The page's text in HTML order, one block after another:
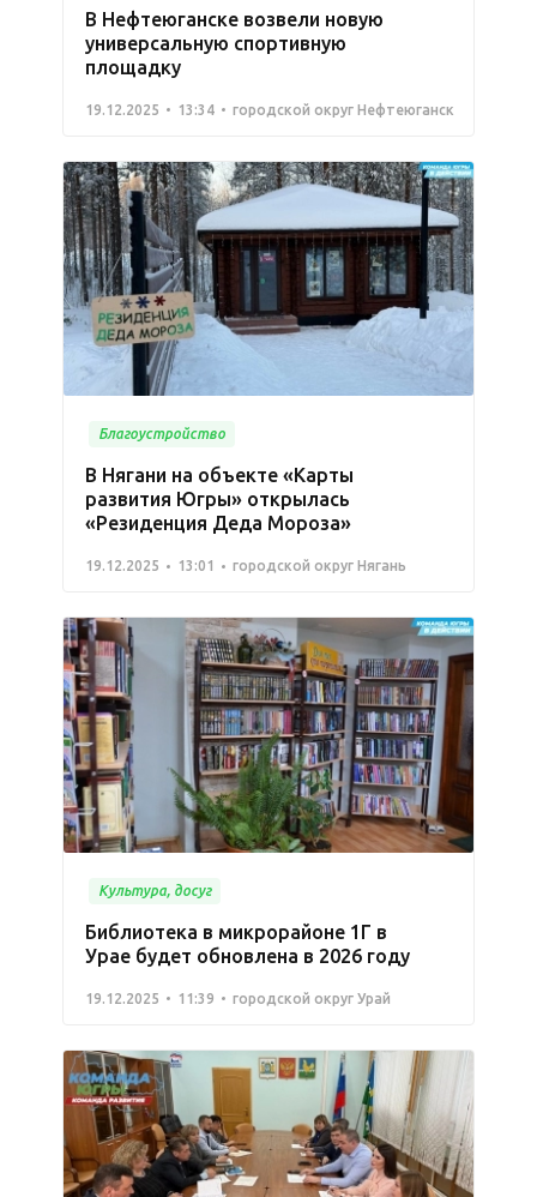
В Нефтеюганске возвели новую
универсальную спортивную
площадку
19.12.2025 13:34 городской округ Нефтеюганск
Благоустройство
В Нягани на объекте «Карты
развития Югры» открылась
«Резиденция Деда Мороза»
19.12.2025 13:01 городской округ Нягань
Культура, досуг
Библиотека в микрорайоне 1Г в
Урае будет обновлена в 2026 году
19.12.2025 11:39 городской округ Урай